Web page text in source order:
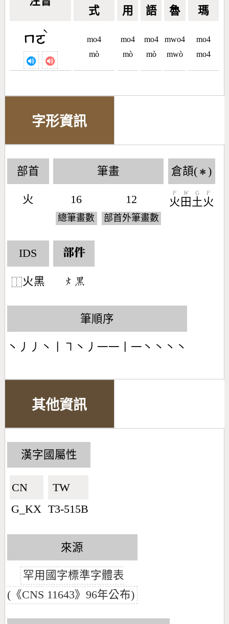
式 用 語 魯 瑪
ㄇㄛ
ˋ
mo4
mò
mo4
mò
mo4
mò
mwo4
mwò
mo4
mo4
字形資訊
部首
火
筆畫
16
總筆畫數
12
部首外筆畫數
倉頡( ✱ )
火
F
田
W
土
G
火
F
IDS
⿰火黑
部件
󶃹󶇼
筆順序
丶丿丿丶丨㇕丶丿一一丨一丶丶丶丶
其他資訊
漢字國屬性
CN🇨🇳
G_KX
TW🇹🇼
T3-515B
來源
罕用國字標準字體表
(《CNS 11643》96年公布)